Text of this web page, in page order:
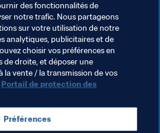
que nous aurions souhaité
peut-être un peu de motivation,
Peut-être que la perspective
donner le coup de pouce
Brazil CONMEBOL
des fonctionnalités de
notre trafic. Nous partageons
sur votre utilisation de notre
analytiques, publicitaires et de
choisir vos préférences en
de droite, et déposer une
la vente / la transmission de vos
Portail de protection des
Préférences